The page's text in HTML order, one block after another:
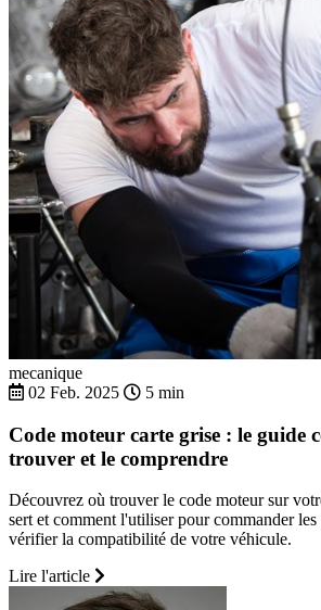
mecanique
02 Feb. 2025
5 min
Code moteur carte grise : le guide
trouver et le comprendre
Découvrez où trouver le code moteur sur
sert et comment l'utiliser pour commander les
vérifier la compatibilité de votre véhicule.
Lire l'article